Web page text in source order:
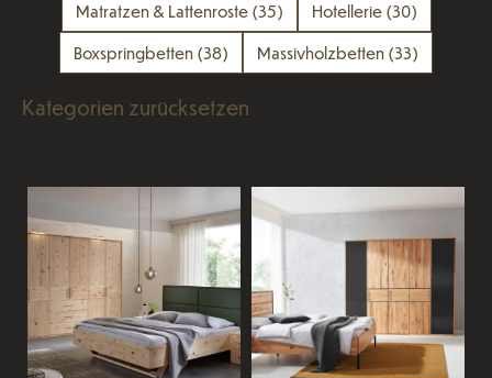
Matratzen & Lattenroste (35) Hotellerie (30)
Boxspringbetten (38) Massivholzbetten (33)
Kategorien zurücksetzen